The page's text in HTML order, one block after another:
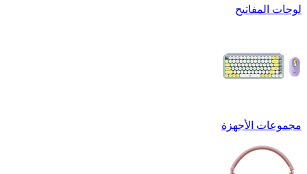
لوحات المفاتيح
مجموعات الأجهزة